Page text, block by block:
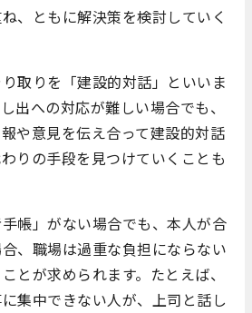
、ともに解決策を検討していく
取りを「建設的対話」といいま
出への対応が難しい場合でも、
や意見を伝え合って建設的対話
りの手段を見つけていくことも
帳」がない場合でも、本人が合
、職場は過重な負担にならない
とが求められます。たとえば、
集中できない人が、上司と話し